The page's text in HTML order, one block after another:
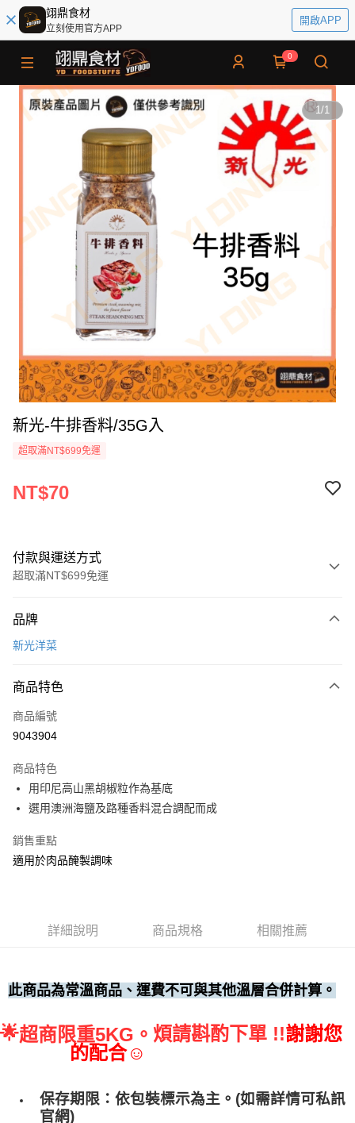
翊鼎食材
立刻使用官方APP
開啟APP
0
1/1
新光-牛排香料/35G入
超取滿NT$699免運
NT$70
付款與運送方式
超取滿NT$699免運
信用卡一次付款
運送方式
• 付款後全家取貨
• 付款後7-11取貨
每筆NT$60，滿NT$699(含以上)免運費
每筆NT$250
品牌
新光洋菜
商品特色
商品編號
9043904
商品特色
用印尼高山黑胡椒粒作為基底
選用澳洲海鹽及路種香料混合調配而成
銷售重點
適用於肉品醃製調味
詳細說明 商品規格 相關推薦
此商品為常溫商品、運費不可與其他溫層合併計算。
🌟超商限重5KG。 煩請斟酌下單 !!謝謝您
的配合☺
保存期限：依包裝標示為主。(如需詳情可私訊
官網)